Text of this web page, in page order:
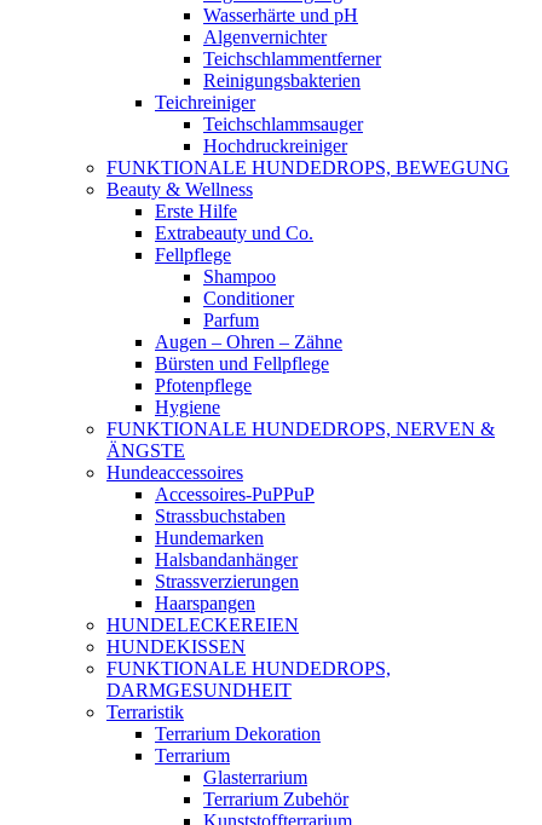
Wasserhärte und pH
Algenvernichter
Teichschlammentferner
Reinigungsbakterien
Teichreiniger
Teichschlammsauger
Hochdruckreiniger
FUNKTIONALE HUNDEDROPS, BEWEGUNG
Beauty & Wellness
Erste Hilfe
Extrabeauty und Co.
Fellpflege
Shampoo
Conditioner
Parfum
Augen – Ohren – Zähne
Bürsten und Fellpflege
Pfotenpflege
Hygiene
FUNKTIONALE HUNDEDROPS, NERVEN &
ÄNGSTE
Hundeaccessoires
Accessoires-PuPPuP
Strassbuchstaben
Hundemarken
Halsbandanhänger
Strassverzierungen
Haarspangen
HUNDELECKEREIEN
HUNDEKISSEN
FUNKTIONALE HUNDEDROPS,
DARMGESUNDHEIT
Terraristik
Terrarium Dekoration
Terrarium
Glasterrarium
Terrarium Zubehör
Kunststoffterrarium